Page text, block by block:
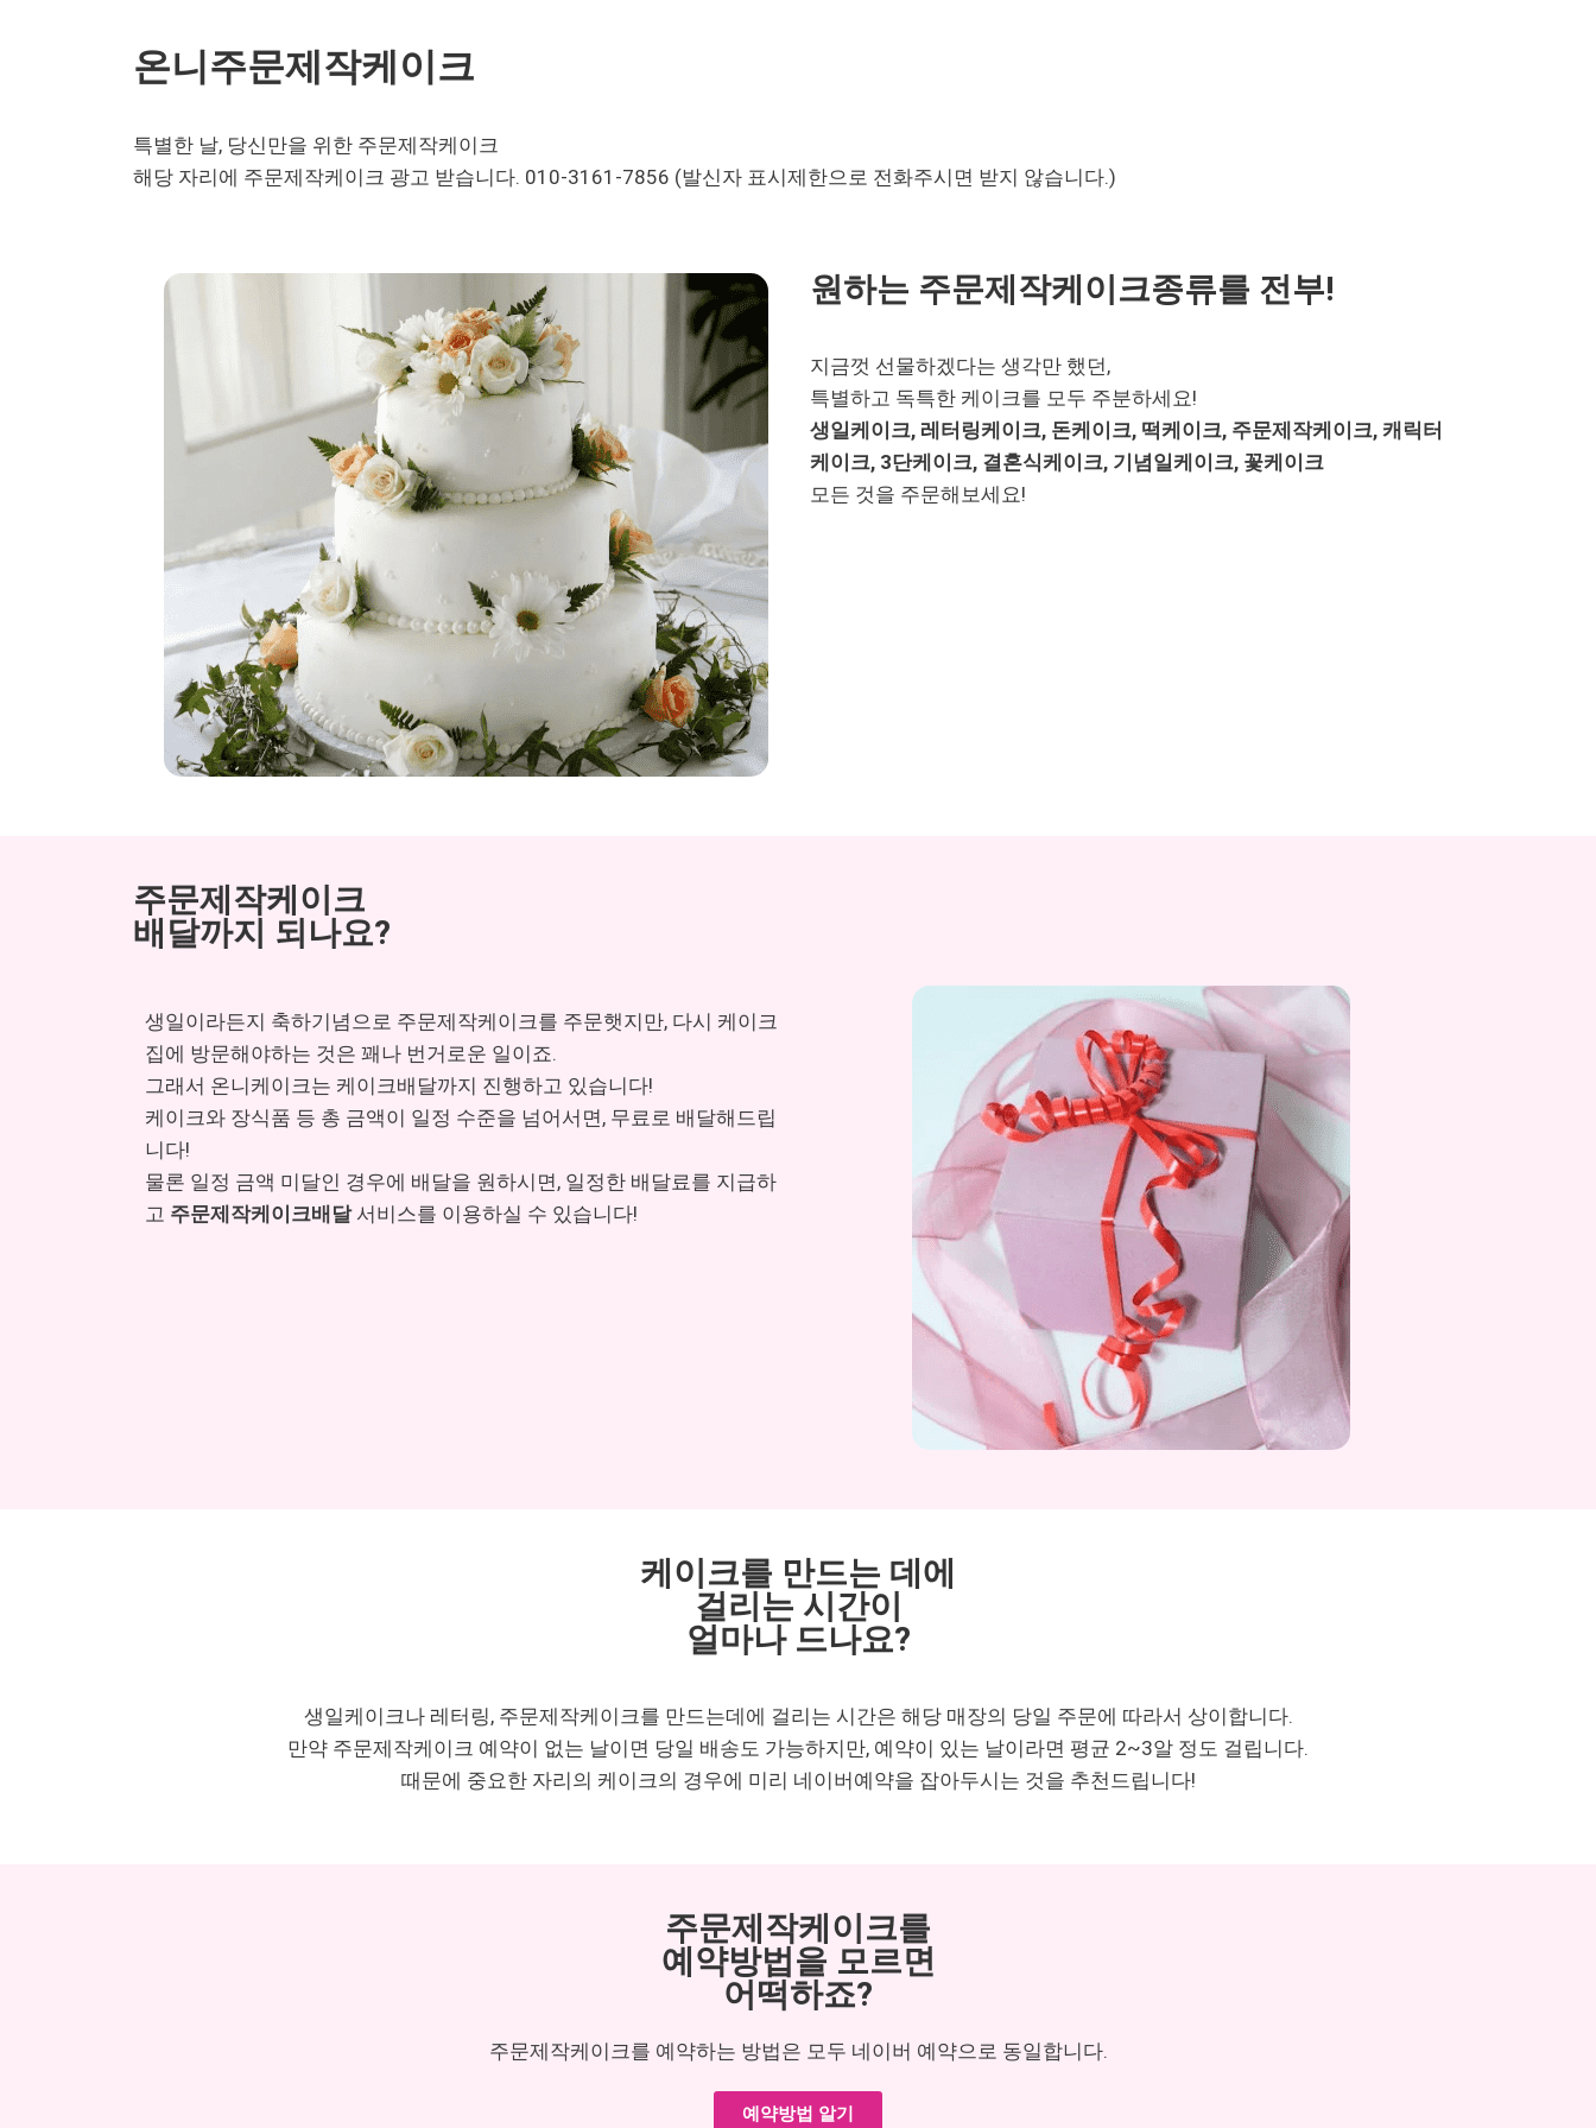
온니주문제작케이크
특별한 날, 당신만을 위한 주문제작케이크
해당 자리에 주문제작케이크 광고 받습니다. 010-3161-7856 (발신자 표시제한으로 전화주시면 받지 않습니다.)
원하는 주문제작케이크종류를 전부!
지금껏 선물하겠다는 생각만 했던,
특별하고 독특한 케이크를 모두 주분하세요!
생일케이크, 레터링케이크, 돈케이크, 떡케이크, 주문제작케이크, 캐릭터
케이크, 3단케이크, 결혼식케이크, 기념일케이크, 꽃케이크
모든 것을 주문해보세요!
주문제작케이크
배달까지 되나요?
생일이라든지 축하기념으로 주문제작케이크를 주문햇지만, 다시 케이크
집에 방문해야하는 것은 꽤나 번거로운 일이죠.
그래서 온니케이크는 케이크배달까지 진행하고 있습니다!
케이크와 장식품 등 총 금액이 일정 수준을 넘어서면, 무료로 배달해드립
니다!
물론 일정 금액 미달인 경우에 배달을 원하시면, 일정한 배달료를 지급하
고 주문제작케이크배달서비스를 이용하실 수 있습니다!
케이크를 만드는 데에
걸리는 시간이
얼마나 드나요?
생일케이크나 레터링, 주문제작케이크를 만드는데에 걸리는 시간은 해당 매장의 당일 주문에 따라서 상이합니다.
만약 주문제작케이크 예약이 없는 날이면 당일 배송도 가능하지만, 예약이 있는 날이라면 평균 2~3알 정도 걸립니다.
때문에 중요한 자리의 케이크의 경우에 미리 네이버예약을 잡아두시는 것을 추천드립니다!
주문제작케이크를
예약방법을 모르면
어떡하죠?
주문제작케이크를 예약하는 방법은 모두 네이버 예약으로 동일합니다.
예약방법 알기